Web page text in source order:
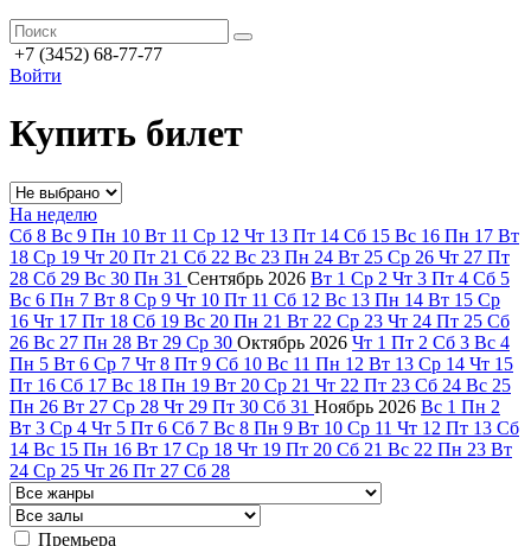
+7 (3452) 68-77-77
Войти
Купить билет
На неделю
Сб 8 Вс 9 Пн 10 Вт 11 Ср 12 Чт 13 Пт 14 Сб 15 Вс 16 Пн 17 Вт
18 Ср 19 Чт 20 Пт 21 Сб 22 Вс 23 Пн 24 Вт 25 Ср 26 Чт 27 Пт
28 Сб 29 Вс 30 Пн 31 Сентябрь 2026 Вт 1 Ср 2 Чт 3 Пт 4 Сб 5
Вс 6 Пн 7 Вт 8 Ср 9 Чт 10 Пт 11 Сб 12 Вс 13 Пн 14 Вт 15 Ср
16 Чт 17 Пт 18 Сб 19 Вс 20 Пн 21 Вт 22 Ср 23 Чт 24 Пт 25 Сб
26 Вс 27 Пн 28 Вт 29 Ср 30 Октябрь 2026 Чт 1 Пт 2 Сб 3 Вс 4
Пн 5 Вт 6 Ср 7 Чт 8 Пт 9 Сб 10 Вс 11 Пн 12 Вт 13 Ср 14 Чт 15
Пт 16 Сб 17 Вс 18 Пн 19 Вт 20 Ср 21 Чт 22 Пт 23 Сб 24 Вс 25
Пн 26 Вт 27 Ср 28 Чт 29 Пт 30 Сб 31 Ноябрь 2026 Вс 1 Пн 2
Вт 3 Ср 4 Чт 5 Пт 6 Сб 7 Вс 8 Пн 9 Вт 10 Ср 11 Чт 12 Пт 13 Сб
14 Вс 15 Пн 16 Вт 17 Ср 18 Чт 19 Пт 20 Сб 21 Вс 22 Пн 23 Вт
24 Ср 25 Чт 26 Пт 27 Сб 28
Премьера